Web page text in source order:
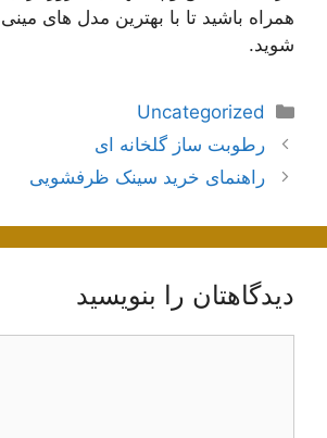
همراه باشید تا با بهترین مدل های
شوید.
دسته‌ها
Uncategorized
ناوبری
نوشته‌ها
رطوبت ساز گلخانه ای
راهنمای خرید سینک ظرفشویی
دیدگاهتان را بنویسید